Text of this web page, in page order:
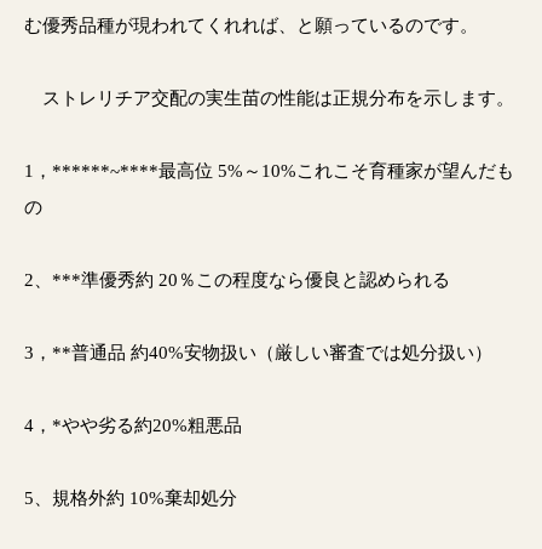
む優秀品種が現われてくれれば、と願っているのです。
ストレリチア交配の実生苗の性能は正規分布を示します。
1，******~****最高位 5%～10%これこそ育種家が望んだも
の
2、***準優秀約 20％この程度なら優良と認められる
3，**普通品 約40%安物扱い（厳しい審査では処分扱い）
4，*やや劣る約20%粗悪品
5、規格外約 10%棄却処分